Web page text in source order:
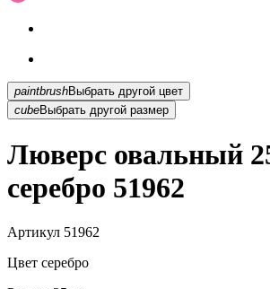
paintbrush
Выбрать другой цвет
cubeВыбрать другой размер
Люверс овальный
серебро 51962
Артикул 51962
Цвет серебро